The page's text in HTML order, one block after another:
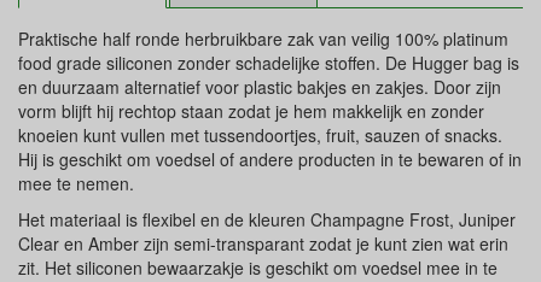
Praktische half ronde herbruikbare zak van veilig 100% platinum
food grade siliconen zonder schadelijke stoffen. De Hugger bag is
en duurzaam alternatief voor plastic bakjes en zakjes. Door zijn
vorm blijft hij rechtop staan zodat je hem makkelijk en zonder
knoeien kunt vullen met tussendoortjes, fruit, sauzen of snacks.
Hij is geschikt om voedsel of andere producten in te bewaren of in
mee te nemen.
Het materiaal is flexibel en de kleuren Champagne Frost, Juniper
Clear en Amber zijn semi-transparant zodat je kunt zien wat erin
zit. Het siliconen bewaarzakje is geschikt om voedsel mee in te